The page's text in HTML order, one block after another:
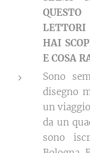
LETTORI
HAI
E COSA
Sono
disegno
un
da un
sono